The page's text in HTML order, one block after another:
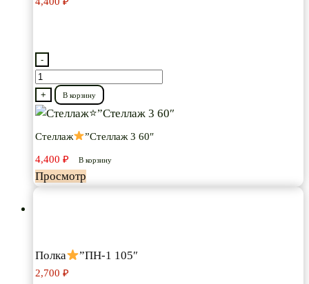
-
Количество
товара
Стеллаж
”Стеллаж
3
60″
+ В корзину
Стеллаж ”Стеллаж 3 60″
4,400 ₽ В корзину
Просмотр
Полка ”ПН-1 105″
2,700 ₽